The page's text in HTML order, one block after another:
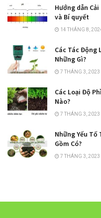
Hướng dẫn
và Bí quyết
14 THÁNG 8,
Các Tác Động
Những Gì?
7 THÁNG 3, 2023
Các Loại Độ
Nào?
7 THÁNG 3, 2023
Những Yếu
Gồm Có?
7 THÁNG 3, 2023